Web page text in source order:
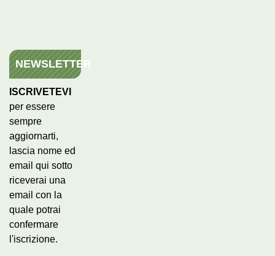
NEWSLETTER
ISCRIVETEVI
per essere
sempre
aggiornarti,
lascia nome ed
email qui sotto
riceverai una
email con la
quale potrai
confermare
l'iscrizione.